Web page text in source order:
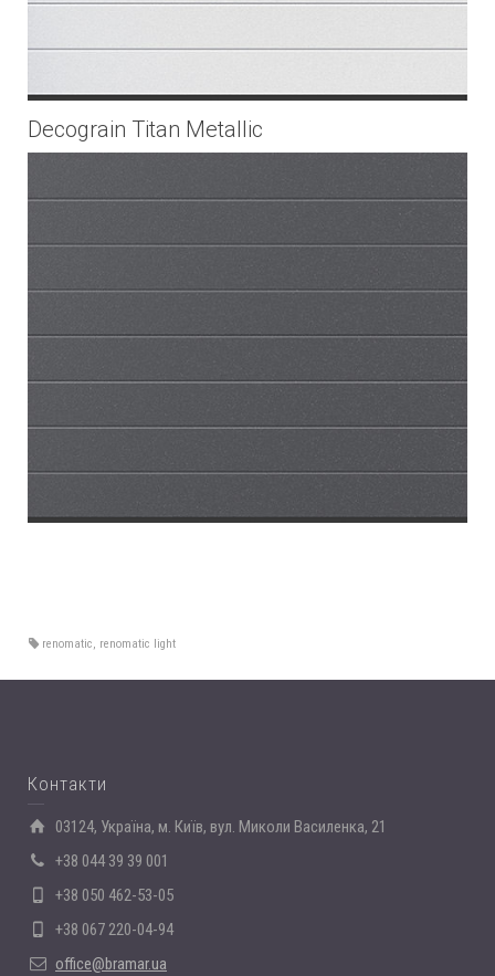
Decograin Titan Metallic
renomatic, renomatic light
Контакти
03124, Україна, м. Київ, вул. Миколи Василенка, 21
+38 044 39 39 001
+38 050 462-53-05
+38 067 220-04-94
office@bramar.ua